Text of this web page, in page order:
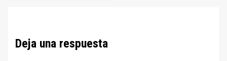
Deja una respuesta